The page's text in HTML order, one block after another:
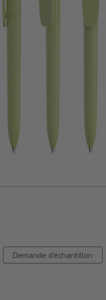
Demande d'échantillon